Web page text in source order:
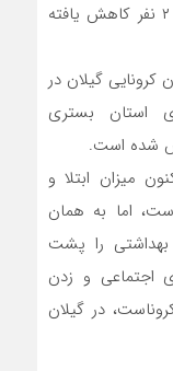
رسید که نسبت به شبانه روز قبل از آن ۲ نفر کاهش یافته
۶۷ نفر از بیماران کرونایی گیلان در
استان بستری
میزان ابتلا و
اما به همان
بهداشتی را پشت
اجتماعی و زدن
در گیلان